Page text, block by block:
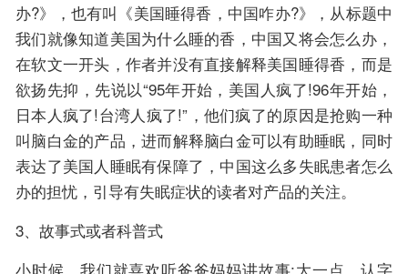
办?》，也有叫《美国睡得香，中国咋办?》，从标题中
我们就像知道美国为什么睡的香，中国又将会怎么办，
在软文一开头，作者并没有直接解释美国睡得香，而是
欲扬先抑，先说以“95年开始，美国人疯了!96年开始，
日本人疯了!台湾人疯了!”，他们疯了的原因是抢购一种
叫脑白金的产品，进而解释脑白金可以有助睡眠，同时
表达了美国人睡眠有保障了，中国这么多失眠患者怎么
办的担忧，引导有失眠症状的读者对产品的关注。
3、故事式或者科普式
小时候，我们就喜欢听爸爸妈妈讲故事;大一点，认字